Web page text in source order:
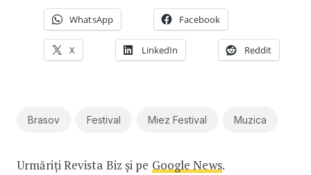
WhatsApp Facebook
X LinkedIn Reddit
Brasov Festival Miez Festival Muzica
Urmăriți Revista Biz și pe Google News.